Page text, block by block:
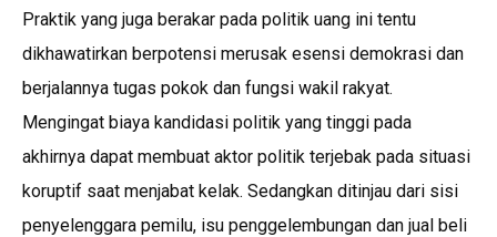
Praktik yang juga berakar pada politik uang ini tentu
dikhawatirkan berpotensi merusak esensi demokrasi dan
berjalannya tugas pokok dan fungsi wakil rakyat.
Mengingat biaya kandidasi politik yang tinggi pada
akhirnya dapat membuat aktor politik terjebak pada situasi
koruptif saat menjabat kelak. Sedangkan ditinjau dari sisi
penyelenggara pemilu, isu penggelembungan dan jual beli